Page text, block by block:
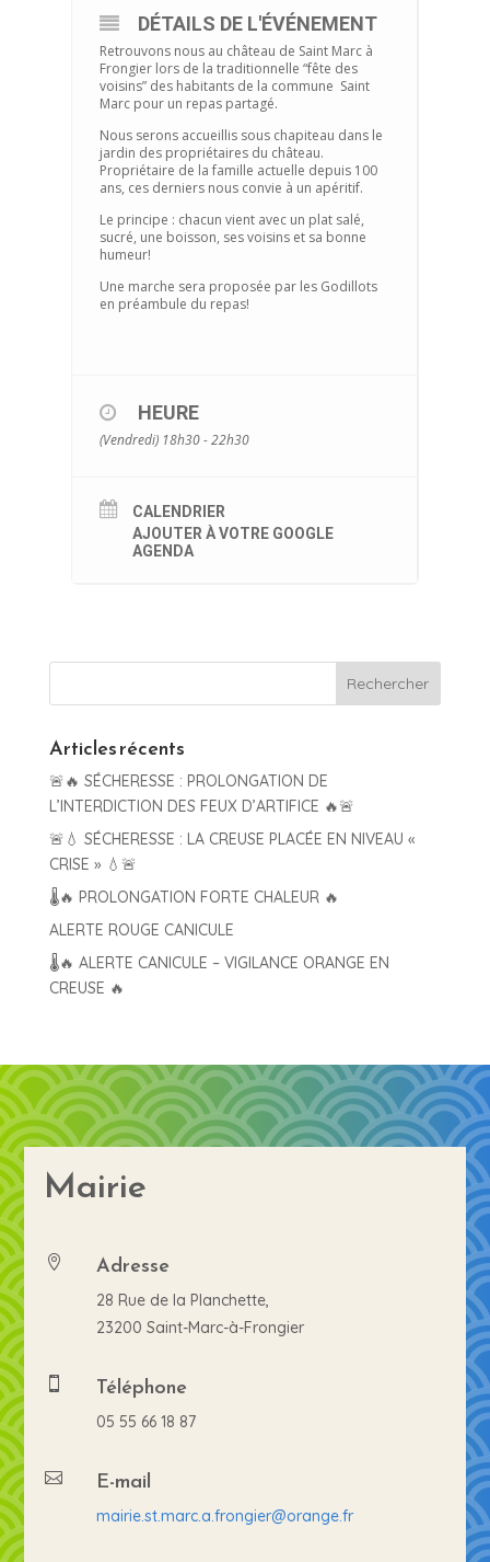
DÉTAILS DE L'ÉVÉNEMENT
Retrouvons nous au château de Saint Marc à
Frongier lors de la traditionnelle “fête des
voisins” des habitants de la commune Saint
Marc pour un repas partagé.
Nous serons accueillis sous chapiteau dans le
jardin des propriétaires du château.
Propriétaire de la famille actuelle depuis 100
ans, ces derniers nous convie à un apéritif.
Le principe : chacun vient avec un plat salé,
sucré, une boisson, ses voisins et sa bonne
humeur!
Une marche sera proposée par les Godillots
en préambule du repas!
HEURE
(Vendredi) 18h30 - 22h30
CALENDRIER
AJOUTER À VOTRE GOOGLE
AGENDA
Articles récents
🚨🔥 SÉCHERESSE : PROLONGATION DE
L’INTERDICTION DES FEUX D’ARTIFICE 🔥🚨
🚨💧 SÉCHERESSE : LA CREUSE PLACÉE EN NIVEAU «
CRISE » 💧🚨
🌡️🔥 PROLONGATION FORTE CHALEUR 🔥
ALERTE ROUGE CANICULE
🌡️🔥 ALERTE CANICULE – VIGILANCE ORANGE EN
CREUSE 🔥
Mairie
 Adresse
28 Rue de la Planchette,
23200 Saint-Marc-à-Frongier
 Téléphone
05 55 66 18 87
 E-mail
mairie.st.marc.a.frongier@orange.fr